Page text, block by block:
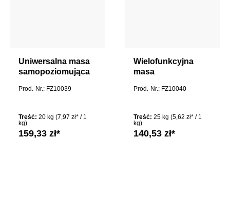
Uniwersalna masa
samopoziomująca
Servoplan Ki
Prod.-Nr.: FZ10039
Treść: 20 kg (7,97 zł* / 1
kg)
159,33 zł*
Wielofunkcyjna
masa
firmy Kiesel
Prod.-Nr.: FZ10040
Treść: 25 kg (5,62 zł* / 1
kg)
140,53 zł*